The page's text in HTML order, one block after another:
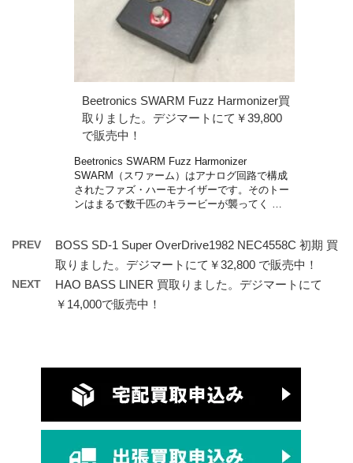
Beetronics SWARM Fuzz Harmonizer買
取りました。デジマートにて￥39,800
で販売中！
Beetronics SWARM Fuzz Harmonizer
SWARM（スワァーム）はアナログ回路で構成
されたファズ・ハーモナイザーです。そのトー
ンはまるで数千匹のキラービーが襲ってく …
PREV
BOSS SD-1 Super OverDrive1982 NEC4558C 初期 買
取りました。デジマートにて￥32,800 で販売中！
NEXT
HAO BASS LINER 買取りました。デジマートにて
￥14,000で販売中！